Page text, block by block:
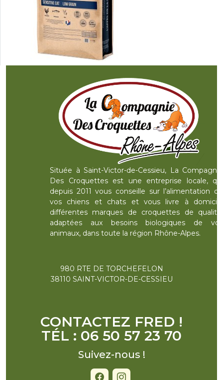
Située à Saint-Victor-de-Cessieu, La Compagnie
Des Croquettes est une entreprise locale, qui
depuis 2011 vous conseille sur l’alimentation de
vos chiens et chats et vous livre à domicile
différentes marques de croquettes de qualité,
adaptées aux besoins biologiques de vos
animaux, dans toute la région Rhône-Alpes.
980 RTE DE TORCHEFELON
38110 SAINT-VICTOR-DE-CESSIEU
CONTACTEZ FRED !
TÉL : 06 50 57 23 70
Suivez-nous !